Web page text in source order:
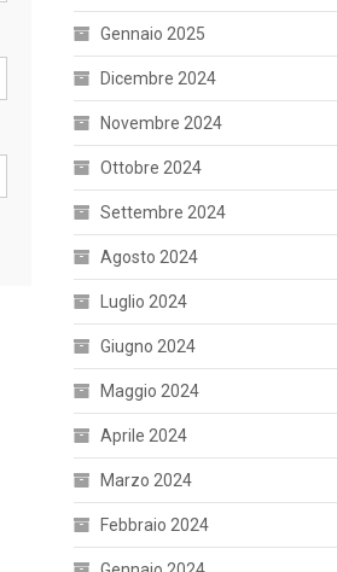
Gennaio 2025
Dicembre 2024
Novembre 2024
Ottobre 2024
Settembre 2024
Agosto 2024
Luglio 2024
Giugno 2024
Maggio 2024
Aprile 2024
Marzo 2024
Febbraio 2024